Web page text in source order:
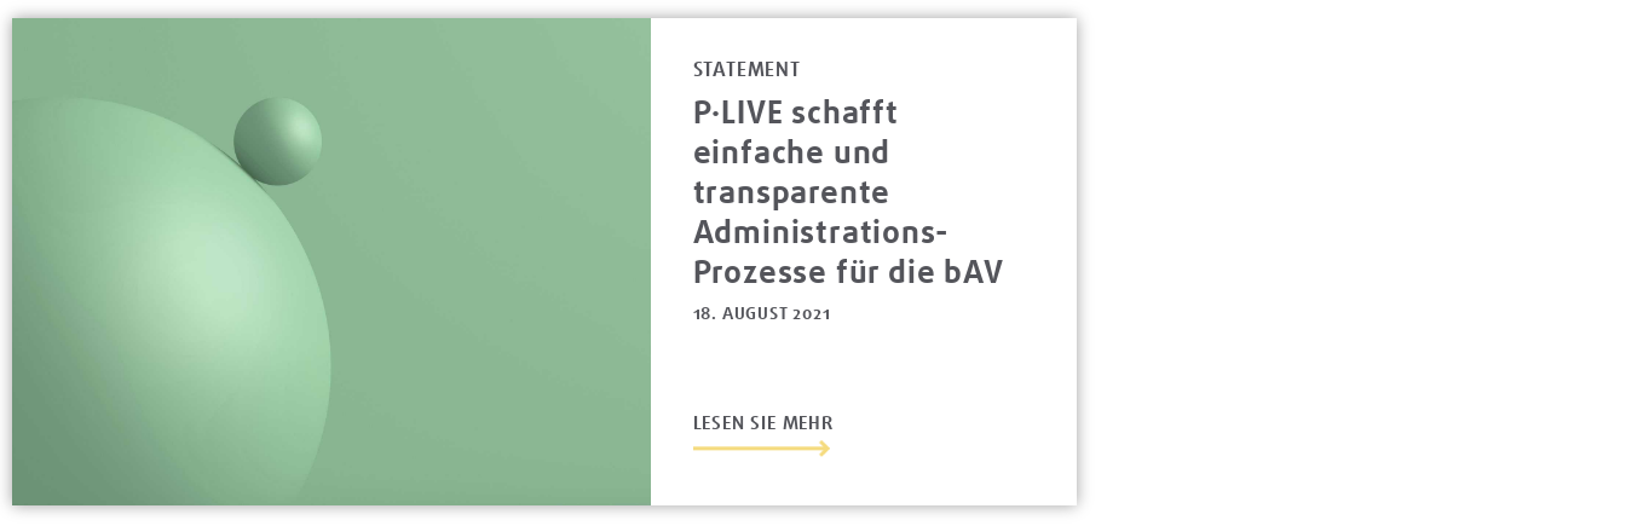
STATEMENT
P·LIVE schafft
einfache und
transparente
Administrations-
Prozesse für die bAV
18. AUGUST 2021
LESEN SIE MEHR